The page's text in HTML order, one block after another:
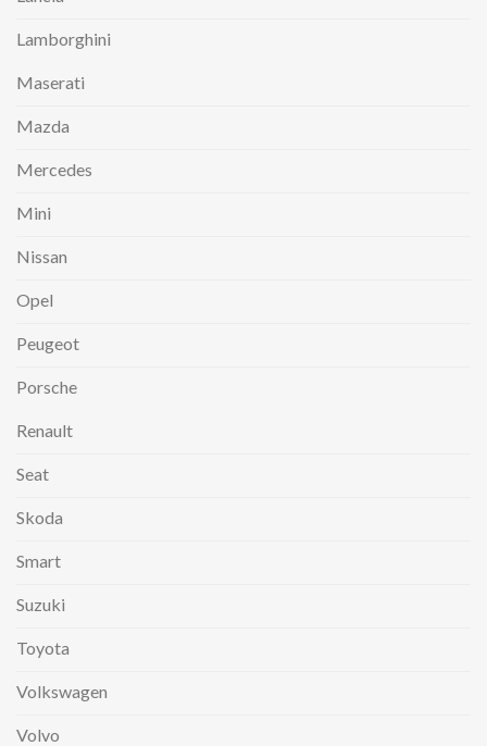
Lamborghini
Maserati
Mazda
Mercedes
Mini
Nissan
Opel
Peugeot
Porsche
Renault
Seat
Skoda
Smart
Suzuki
Toyota
Volkswagen
Volvo